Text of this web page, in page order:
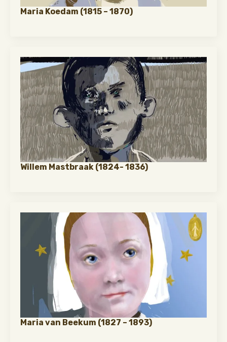
Maria Koedam (1815 – 1870)
Willem Mastbraak (1824- 1836)
Maria van Beekum (1827 – 1893)